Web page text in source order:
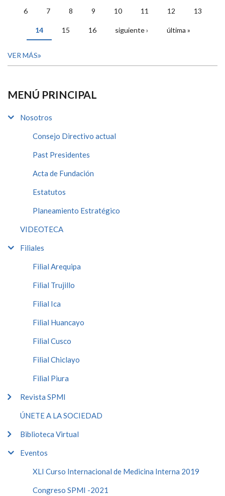
6 7 8 9 10 11 12 13
14 15 16 siguiente › última »
VER MÁS
MENÚ PRINCIPAL
Nosotros
Consejo Directivo actual
Past Presidentes
Acta de Fundación
Estatutos
Planeamiento Estratégico
VIDEOTECA
Filiales
Filial Arequipa
Filial Trujillo
Filial Ica
Filial Huancayo
Filial Cusco
Filial Chiclayo
Filial Piura
Revista SPMI
ÚNETE A LA SOCIEDAD
Biblioteca Virtual
Eventos
XLI Curso Internacional de Medicina Interna 2019
Congreso SPMI -2021